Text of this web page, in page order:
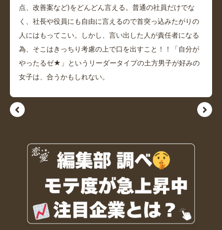
点、改善案など)をどんどん言える。普通の社員だけでな
く、社長や役員にも自由に言えるので首突っ込みたがりの
人にはもってこい。しかし、言い出した人が責任者になる
為、そこはきっちり考慮の上で口を出すこと！！「自分が
やったるゼ★」というリーダータイプの土方男子が好みの
女子は、合うかもしれない。